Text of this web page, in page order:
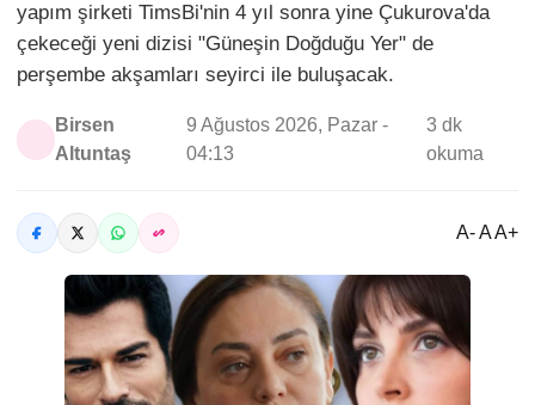
yapım şirketi TimsBi'nin 4 yıl sonra yine Çukurova'da
çekeceği yeni dizisi "Güneşin Doğduğu Yer" de
perşembe akşamları seyirci ile buluşacak.
Birsen
Altuntaş
9 Ağustos 2026, Pazar -
04:13
3 dk
okuma
A- A A+